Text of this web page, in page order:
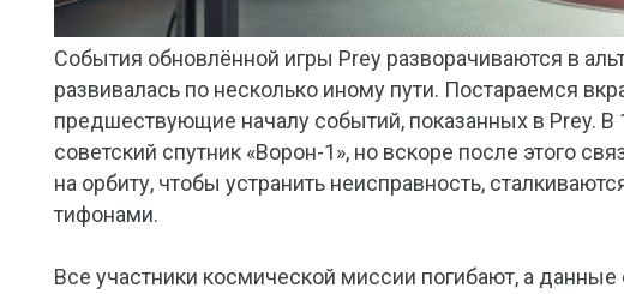
События обновлённой игры Prey разворачиваются в
развивалась по несколько иному пути. Постараемся
предшествующие началу событий, показанных в Prey.
советский спутник «Ворон-1», но вскоре после этого
на орбиту, чтобы устранить неисправность,
тифонами.
Все участники космической миссии погибают, а